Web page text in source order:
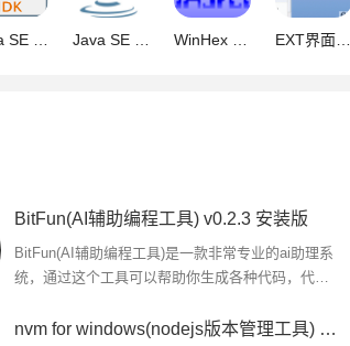
LTS 官方正式版 Win64 Java SE Development Kit(JDK1.8) jdk-8u491-windows-x64.exe 64 WinHex v21.0 绿色汉化特别版(无需注册) EXT界面图形工具Ext Designer 特别版
BitFun(AI辅助编程工具) v0.2.3 安装版
BitFun(AI辅助编程工具)是一款非常专业的ai助理系
统，通过这个工具可以帮助你生成各种代码，代理
定各种ai任务，一键快速完成...
nvm for windows(nodejs版本管理工具) v1.2.2 安装版